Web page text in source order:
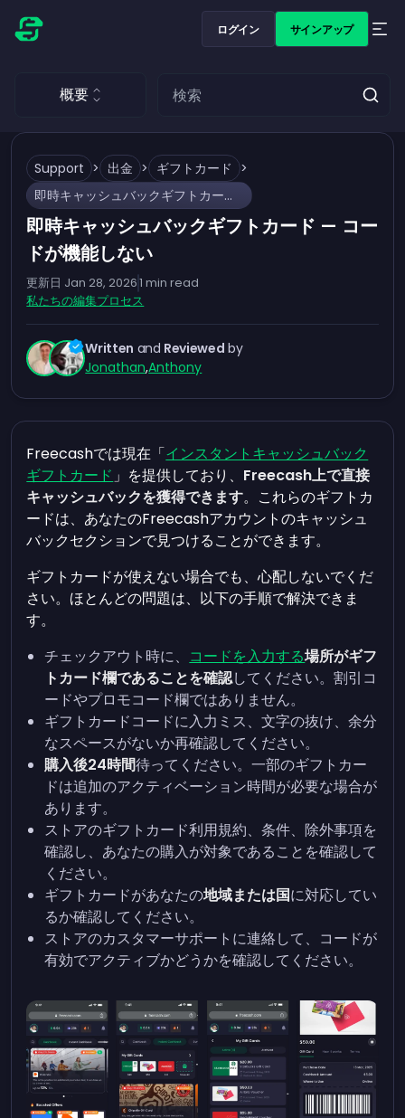
ログイン サインアップ
概要
Support > 出金 > ギフトカード >
即時キャッシュバックギフトカード — コードが機能しない
即時キャッシュバックギフトカード — コー
ドが機能しない
更新日 Jan 28, 20261 min read
私たちの編集プロセス
Written and Reviewed by
Jonathan,Anthony
Freecashでは現在「インスタントキャッシュバック
ギフトカード」を提供しており、 Freecash上で直接
キャッシュバックを獲得できます。これらのギフトカ
ードは、あなたのFreecashアカウントのキャッシュ
バックセクションで見つけることができます。
ギフトカードが使えない場合でも、心配しないでくだ
さい。ほとんどの問題は、以下の手順で解決できま
す。
チェックアウト時に、 コードを入力する場所がギフ
トカード欄であることを確認してください。割引コ
ードやプロモコード欄ではありません。
ギフトカードコードに入力ミス、文字の抜け、余分
なスペースがないか再確認してください。
購入後24時間待ってください。一部のギフトカー
ドは追加のアクティベーション時間が必要な場合が
あります。
ストアのギフトカード利用規約、条件、除外事項を
確認し、あなたの購入が対象であることを確認して
ください。
ギフトカードがあなたの地域または国に対応してい
るか確認してください。
ストアのカスタマーサポートに連絡して、コードが
有効でアクティブかどうかを確認してください。